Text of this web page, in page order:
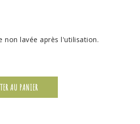
non lavée après l'utilisation.
AU PANIER